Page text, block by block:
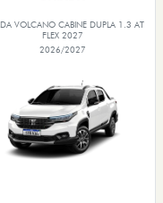
VOLCANO CABINE DUPLA 1.3 AT
FLEX 2027
2026/2027